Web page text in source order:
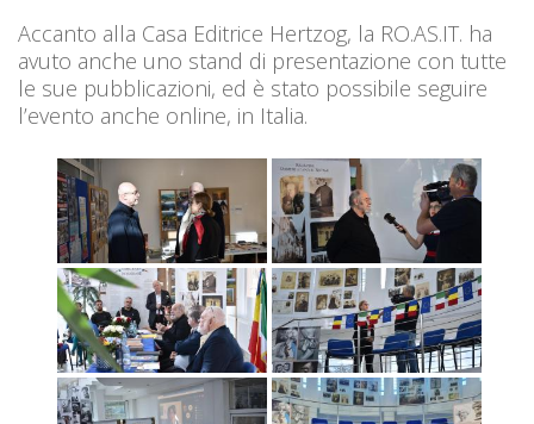
Accanto alla Casa Editrice Hertzog, la RO.AS.IT. ha
avuto anche uno stand di presentazione con tutte
le sue pubblicazioni, ed è stato possibile seguire
l’evento anche online, in Italia.